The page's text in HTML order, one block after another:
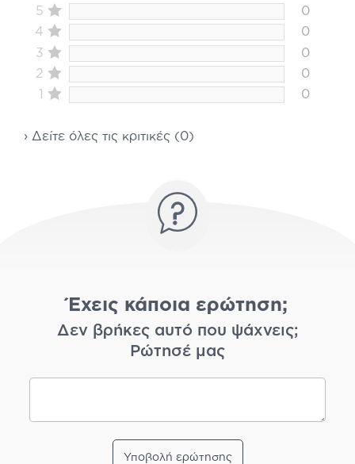
5
0
4
0
3
0
2
0
1
0
› Δείτε όλες τις κριτικές (0)
Έχεις κάποια ερώτηση;
Δεν βρήκες αυτό που ψάχνεις;
Ρώτησέ μας
Υποβολή ερώτησης